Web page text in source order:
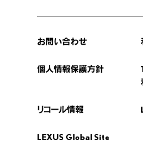
お問い合わせ
個人情報保護方針
リコール情報
LEXUS Global Site